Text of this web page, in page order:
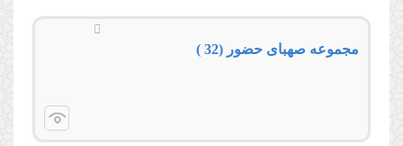
مجموعه صهبای حضور (32 )